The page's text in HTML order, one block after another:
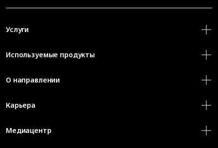
Услуги
Используемые продукты
О направлении
Карьера
Медиацентр